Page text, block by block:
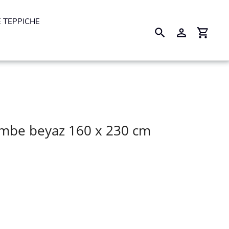
SuchenEinloggen
beyaz 160 x 230 cm